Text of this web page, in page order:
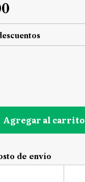
Agregar al carrito
de envío